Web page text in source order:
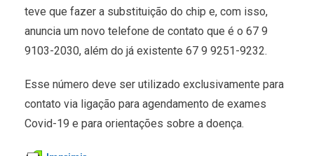
teve que fazer a substituição do chip e, com isso,
anuncia um novo telefone de contato que é o 67 9
9103-2030, além do já existente 67 9 9251-9232.
Esse número deve ser utilizado exclusivamente para
contato via ligação para agendamento de exames
Covid-19 e para orientações sobre a doença.